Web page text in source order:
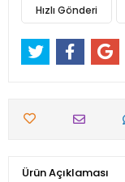
Hızlı Gönderi
Ürün Açıklaması